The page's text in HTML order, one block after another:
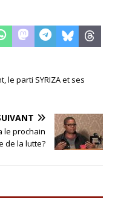
le parti SYRIZA et ses
le prochain
de la lutte?